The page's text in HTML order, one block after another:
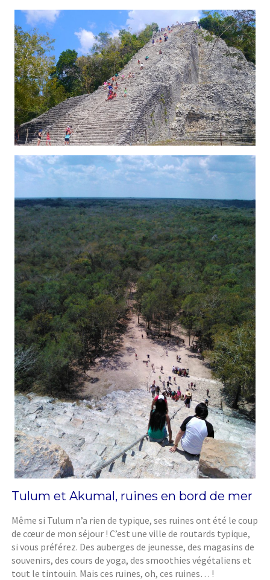
Tulum et Akumal, ruines en bord de mer
Même si Tulum n’a rien de typique, ses ruines ont été le coup
de cœur de mon séjour ! C’est une ville de routards typique,
si vous préférez. Des auberges de jeunesse, des magasins de
souvenirs, des cours de yoga, des smoothies végétaliens et
tout le tintouin. Mais ces ruines, oh, ces ruines… !